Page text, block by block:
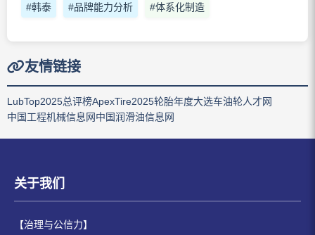
#韩泰 #品牌能力分析 #体系化制造
友情链接
LubTop2025总评榜ApexTire2025轮胎年度大选车油轮人才网
中国工程机械信息网中国润滑油信息网
关于我们
【治理与公信力】